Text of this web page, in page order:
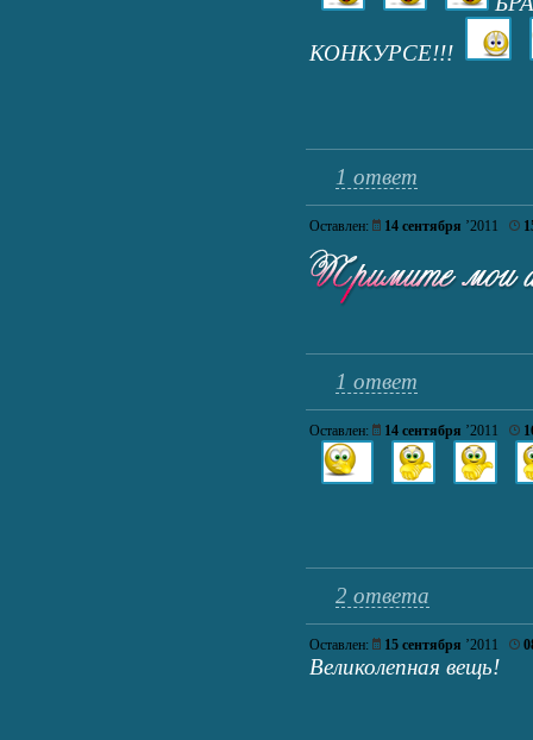
КОНКУРСЕ!!!
1 ответ
Оставлен: 14 сентября ’2011
1 ответ
Оставлен: 14 сентября ’2011
2 ответа
Оставлен: 15 сентября ’2011
Великолепная вещь!